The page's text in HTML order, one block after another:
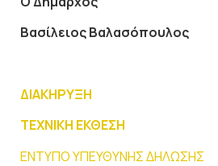
Βασίλειος Βαλασόπουλος
ΔΙΑΚΗΡΥΞΗ
ΤΕΧΝΙΚΗ ΕΚΘΕΣΗ
ΕΝΤΥΠΟ ΥΠΕΥΘΥΝΗΣ ΔΗΛΩΣΗΣ